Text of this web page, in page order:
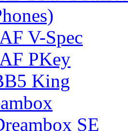
V-Spec
PKey
King
SE